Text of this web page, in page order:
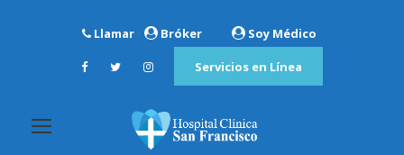
Llamar Bróker Soy Médico
Servicios en Línea